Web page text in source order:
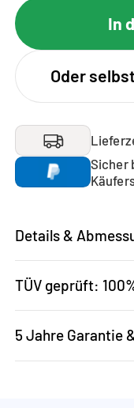
In
Oder
Sicher
Details &
TÜV geprüft:
5 Jahre Garantie